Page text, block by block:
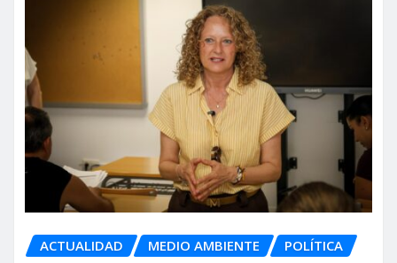
ACTUALIDAD MEDIO AMBIENTE POLÍTICA